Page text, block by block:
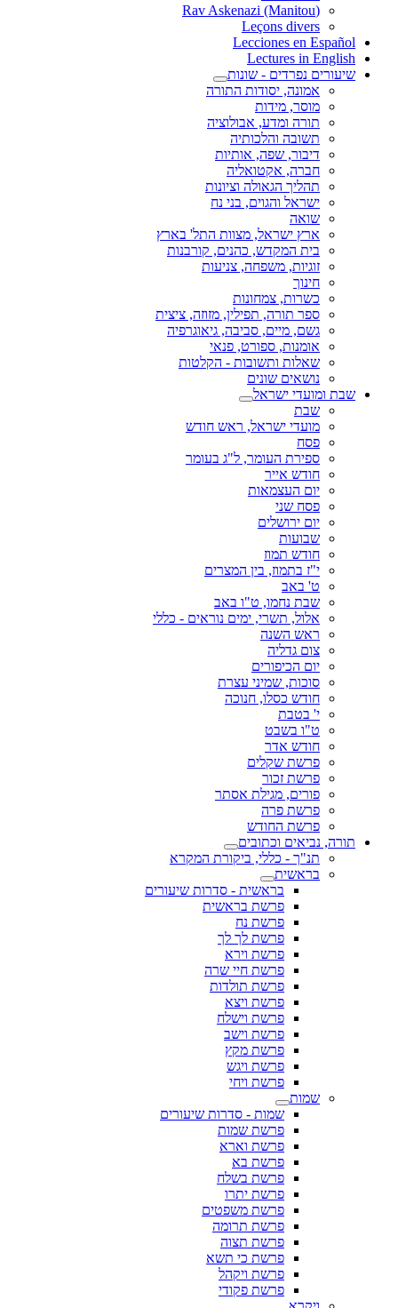
(Rav Askenazi (Manitou
Leçons divers
Lecciones en Español
Lectures in English
שיעורים נפרדים - שונות
אמונה, יסודות התורה
מוסר, מידות
תורה ומדע, אבולוציה
תשובה והלכותיה
דיבור, שפה, אותיות
חברה, אקטואליה
תהליך הגאולה וציונות
ישראל והגוים, בני נח
שואה
ארץ ישראל, מצוות התל' בארץ
בית המקדש, כהנים, קורבנות
זוגיות, משפחה, צניעות
חינוך
כשרות, צמחונות
ספר תורה, תפילין, מזוזה, ציצית
גשם, מיים, סביבה, גיאוגרפיה
אומנות, ספורט, פנאי
שאלות ותשובות - הקלטות
נושאים שונים
שבת ומועדי ישראל
שבת
מועדי ישראל, ראש חודש
פסח
ספירת העומר, ל"ג בעומר
חודש אייר
יום העצמאות
פסח שני
יום ירושלים
שבועות
חודש תמוז
י"ז בתמוז, בין המצרים
ט' באב
שבת נחמו, ט"ו באב
אלול, תשרי, ימים נוראים - כללי
ראש השנה
צום גדליה
יום הכיפורים
סוכות, שמיני עצרת
חודש כסלו, חנוכה
י' בטבת
ט"ו בשבט
חודש אדר
פרשת שקלים
פרשת זכור
פורים, מגילת אסתר
פרשת פרה
פרשת החודש
תורה, נביאים וכתובים
תנ"ך - כללי, ביקורת המקרא
בראשית
בראשית - סדרות שיעורים
פרשת בראשית
פרשת נח
פרשת לך לך
פרשת וירא
פרשת חיי שרה
פרשת תולדות
פרשת ויצא
פרשת וישלח
פרשת וישב
פרשת מקץ
פרשת ויגש
פרשת ויחי
שמות
שמות - סדרות שיעורים
פרשת שמות
פרשת וארא
פרשת בא
פרשת בשלח
פרשת יתרו
פרשת משפטים
פרשת תרומה
פרשת תצוה
פרשת כי תשא
פרשת ויקהל
פרשת פקודי